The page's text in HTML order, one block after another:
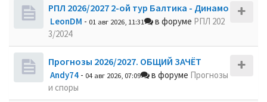
РПЛ 2026/2027 2-ой тур Балтика - Динамо
LeonDM - 01 авг 2026, 11:31 в форуме РПЛ 202
3/2024
Прогнозы 2026/2027. ОБЩИЙ ЗАЧЁТ
Andy74 - 04 авг 2026, 07:09 в форуме Прогнозы
и споры